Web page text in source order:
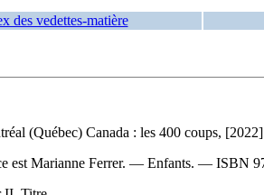
des vedettes-matière
(Québec) Canada : les 400 coups,
est Marianne Ferrer. — Enfants. — ISBN